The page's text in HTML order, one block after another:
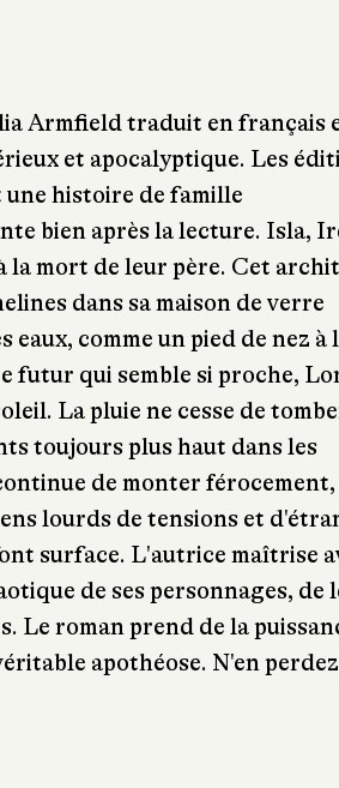
Armfield traduit en français
et apocalyptique. Les
histoire de famille
bien après la lecture. Isla,
la mort de leur père. Cet
dans sa maison de verre
eaux, comme un pied de nez à
futur qui semble si proche,
La pluie ne cesse de
toujours plus haut dans les
de monter férocement,
lourds de tensions et
surface. L'autrice maîtrise
de ses personnages, de
Le roman prend de la
apothéose. N'en